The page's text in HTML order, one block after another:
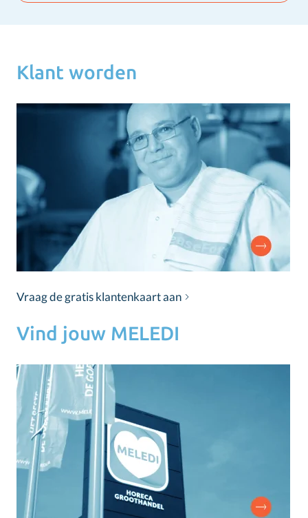
Klant worden
Vraag de gratis klantenkaart aan
Vind jouw MELEDI